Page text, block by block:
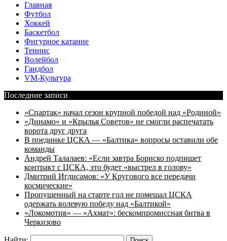
Главная
Футбол
Хоккей
Баскетбол
Фигурное катание
Теннис
Волейбол
Гандбол
VM-Культура
Последние записи
«Спартак» начал сезон крупной победой над «Родиной»
«Динамо» и «Крылья Советов» не смогли распечатать
ворота друг друга
В поединке ЦСКА — «Балтика» вопросы оставили обе
команды
Андрей Талалаев: «Если завтра Бориско подпишет
контракт с ЦСКА, это будет «выстрел в голову»
Дмитрий Игдисамов: «У Кругового все передачи
космические»
Пропущенный на старте гол не помешал ЦСКА
одержать волевую победу над «Балтикой»
«Локомотив» — «Ахмат»: бескомпромиссная битва в
Черкизово